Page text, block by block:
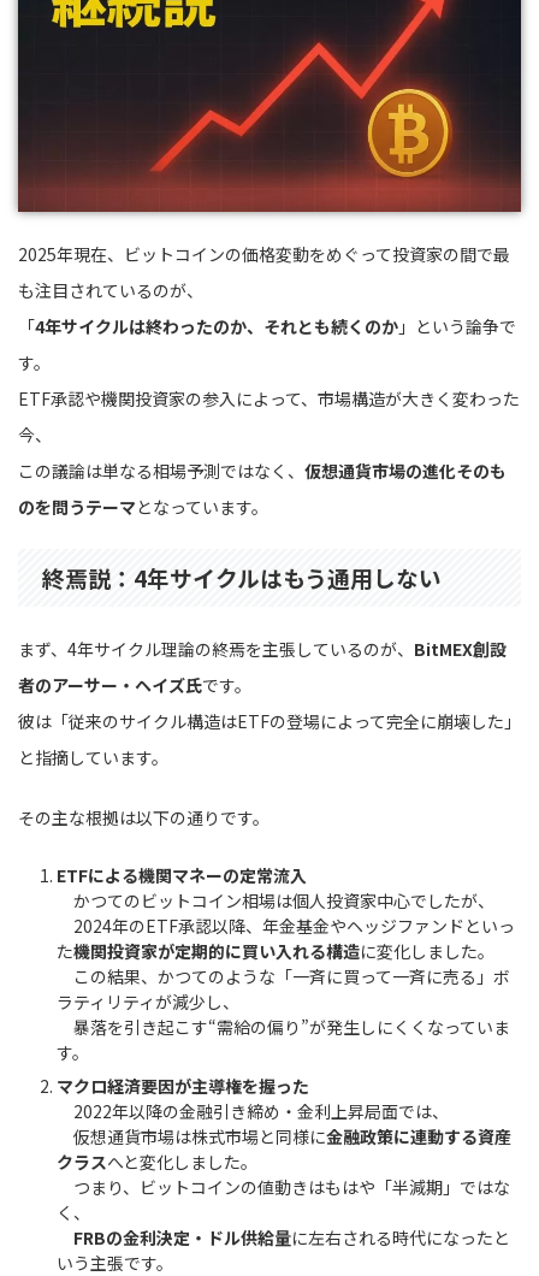
2025年現在、ビットコインの価格変動をめぐって投資家の間で最
も注目されているのが、
「4年サイクルは終わったのか、それとも続くのか 」という論争で
す。
ETF承認や機関投資家の参入によって、市場構造が大きく変わった
今、
この議論は単なる相場予測ではなく、 仮想通貨市場の進化そのも
のを問うテーマとなっています。
終焉説：4年サイクルはもう通用しない
まず、4年サイクル理論の終焉を主張しているのが、 BitMEX創設
者のアーサー・ヘイズ氏です。
彼は「従来のサイクル構造はETFの登場によって完全に崩壊した」
と指摘しています。
その主な根拠は以下の通りです。
ETFによる機関マネーの定常流入
かつてのビットコイン相場は個人投資家中心でしたが、
2024年のETF承認以降、年金基金やヘッジファンドといっ
た機関投資家が定期的に買い入れる構造に変化しました。
この結果、かつてのような「一斉に買って一斉に売る」ボ
ラティリティが減少し、
暴落を引き起こす“需給の偏り”が発生しにくくなっていま
す。
マクロ経済要因が主導権を握った
2022年以降の金融引き締め・金利上昇局面では、
仮想通貨市場は株式市場と同様に金融政策に連動する資産
クラスへと変化しました。
つまり、ビットコインの値動きはもはや「半減期」ではな
く、
FRBの金利決定・ドル供給量に左右される時代になったと
いう主張です。